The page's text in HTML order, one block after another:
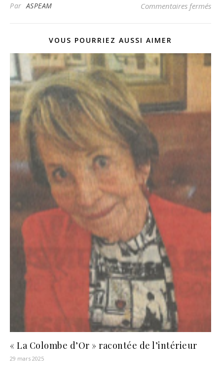
ParASPEAM Commentaires fermés
VOUS POURRIEZ AUSSI AIMER
« La Colombe d’Or » racontée de l’intérieur
29 mars 2025